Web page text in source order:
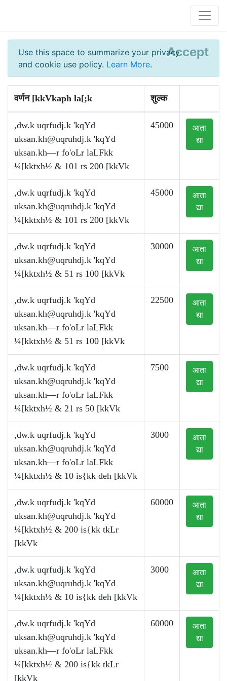
Use this space to summarize your privacy
and cookie use policy. Learn More.
Accept
वर्णन [kkVkaph la[;k शुल्क
,dw.k uqrfudj.k 'kqYd
uksan.kh@uqruhdj.k 'kqYd
uksan.kh—r fo'oLr laLFkk
¼[kktxh½ & 101 rs 200 [kkVk
45000
आता
द्या
,dw.k uqrfudj.k 'kqYd
uksan.kh@uqruhdj.k 'kqYd
¼[kktxh½ & 101 rs 200 [kkVk
45000
आता
द्या
,dw.k uqrfudj.k 'kqYd
uksan.kh@uqruhdj.k 'kqYd
¼[kktxh½ & 51 rs 100 [kkVk
30000
आता
द्या
,dw.k uqrfudj.k 'kqYd
uksan.kh@uqruhdj.k 'kqYd
uksan.kh—r fo'oLr laLFkk
¼[kktxh½ & 51 rs 100 [kkVk
22500
आता
द्या
,dw.k uqrfudj.k 'kqYd
uksan.kh@uqruhdj.k 'kqYd
uksan.kh—r fo'oLr laLFkk
¼[kktxh½ & 21 rs 50 [kkVk
7500
आता
द्या
,dw.k uqrfudj.k 'kqYd
uksan.kh@uqruhdj.k 'kqYd
uksan.kh—r fo'oLr laLFkk
¼[kktxh½ & 10 is{kk deh [kkVk
3000
आता
द्या
,dw.k uqrfudj.k 'kqYd
uksan.kh@uqruhdj.k 'kqYd
¼[kktxh½ & 200 is{kk tkLr
[kkVk
60000
आता
द्या
,dw.k uqrfudj.k 'kqYd
uksan.kh@uqruhdj.k 'kqYd
¼[kktxh½ & 10 is{kk deh [kkVk
3000
आता
द्या
,dw.k uqrfudj.k 'kqYd
uksan.kh@uqruhdj.k 'kqYd
uksan.kh—r fo'oLr laLFkk
¼[kktxh½ & 200 is{kk tkLr
[kkVk
60000
आता
द्या